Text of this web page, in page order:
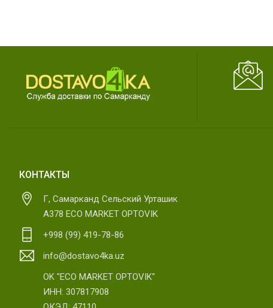
КОНТАКТЫ
Г, Самарканд Сельский Урташик
А378 ECO MARKET OPTOVIK
+998 (99) 419-78-86
info@dostavo4ka.uz
OK "ECO MARKET OPTOVIK"
ИНН: 307817908